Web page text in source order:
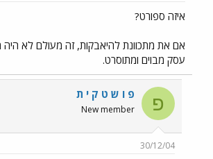
איזה ספורט?
אם את מתכוונת להיאבקות, זה מעולם לא
עסק מבוים ומתוסרט.
פ פ ו ש ט ק י ת
New member
30/12/04